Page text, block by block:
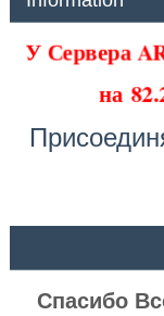
У Сервера
на
Спасибо